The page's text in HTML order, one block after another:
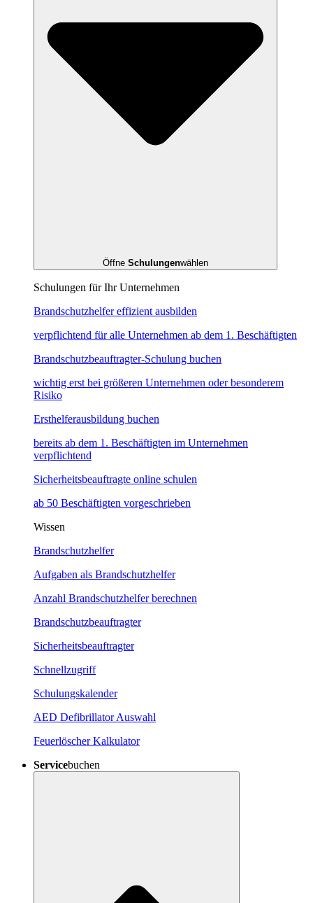
Öffne Schulungenwählen
Schulungen für Ihr Unternehmen
Brandschutzhelfer effizient ausbilden
verpflichtend für alle Unternehmen ab dem 1. Beschäftigten
Brandschutzbeauftragter-Schulung buchen
wichtig erst bei größeren Unternehmen oder besonderem
Risiko
Ersthelferausbildung buchen
bereits ab dem 1. Beschäftigten im Unternehmen
verpflichtend
Sicherheitsbeauftragte online schulen
ab 50 Beschäftigten vorgeschrieben
Wissen
Brandschutzhelfer
Aufgaben als Brandschutzhelfer
Anzahl Brandschutzhelfer berechnen
Brandschutzbeauftragter
Sicherheitsbeauftragter
Schnellzugriff
Schulungskalender
AED Defibrillator Auswahl
Feuerlöscher Kalkulator
Servicebuchen